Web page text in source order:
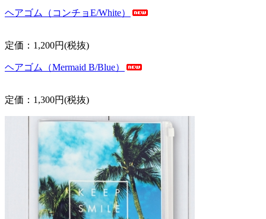
ヘアゴム（コンチョE/White）
定価：1,200円(税抜)
ヘアゴム（Mermaid B/Blue）
定価：1,300円(税抜)